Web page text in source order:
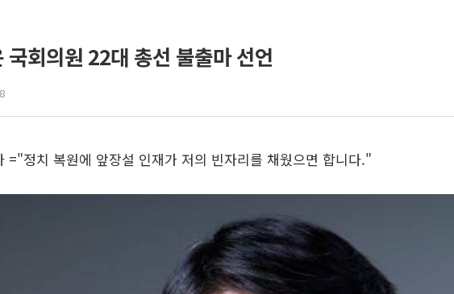
회의원 22대 총선 불출마 선언
="정치 복원에 앞장설 인재가 저의 빈자리를 채웠으면 합니다."